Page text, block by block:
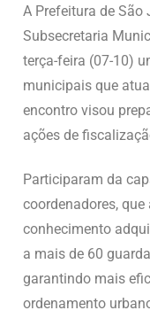
A Prefeitura de São
Subsecretaria
terça-feira (07-10)
municipais que
encontro visou
ações de
Participaram da
coordenadores,
conhecimento
a mais de 60
garantindo mais
ordenamento